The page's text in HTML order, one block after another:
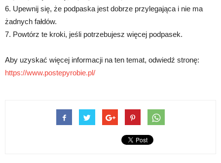
6. Upewnij się, że podpaska jest dobrze przylegająca i nie ma
żadnych fałdów.
7. Powtórz te kroki, jeśli potrzebujesz więcej podpasek.
Aby uzyskać więcej informacji na ten temat, odwiedź stronę:
https://www.postepyrobie.pl/